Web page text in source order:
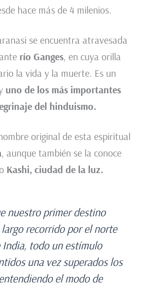
hace más de 4 milenios.
se encuentra atravesada
río Ganges, en cuya orilla
la vida y la muerte. Es un
uno de los más importantes
del hinduismo.
original de esta espiritual
, aunque también se la conoce
Kashi, ciudad de la luz.
nuestro primer destino
recorrido por el norte
India, todo un estímulo
una vez superados los
el modo de